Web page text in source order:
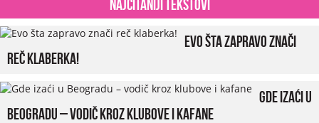
Najčitaniji tekstovi
Evo šta zapravo znači
reč klaberka!
Gde izaći u
Beogradu – vodič kroz klubove i kafane